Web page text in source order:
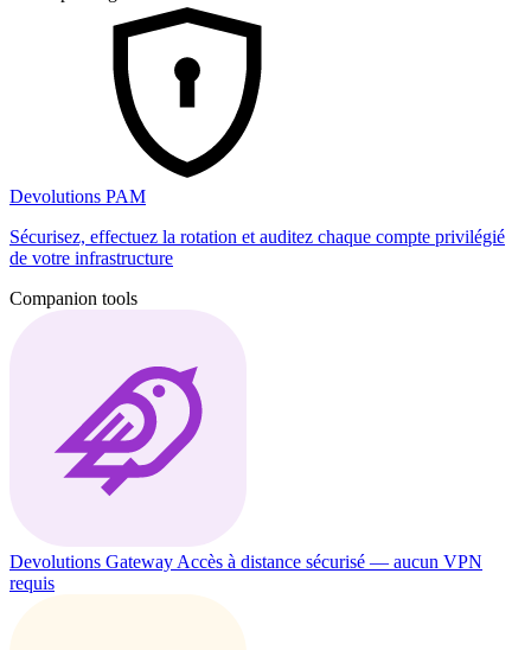
Devolutions PAM
Sécurisez, effectuez la rotation et auditez chaque compte privilégié
de votre infrastructure
Companion tools
Devolutions Gateway Accès à distance sécurisé — aucun VPN
requis